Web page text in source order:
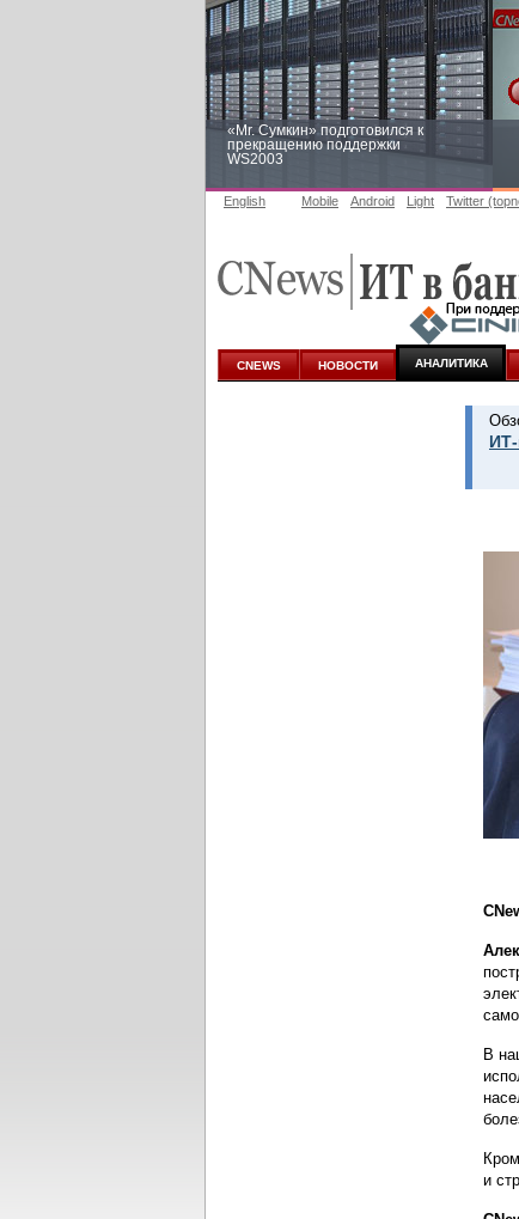
«Mr. Сумкин» подготовился к
прекращению поддержки
WS2003
Заоблачная оптимизация: как
аналитике
English Mobile Android Light Twitter
CNEWS НОВОСТИ АНАЛИТИКА
В
и